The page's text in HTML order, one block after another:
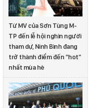
Từ MV của Sơn Tùng M-
TP đến lễ hội nghìn người
tham dự, Ninh Bình đang
trở thành điểm đến “hot”
nhất mùa hè